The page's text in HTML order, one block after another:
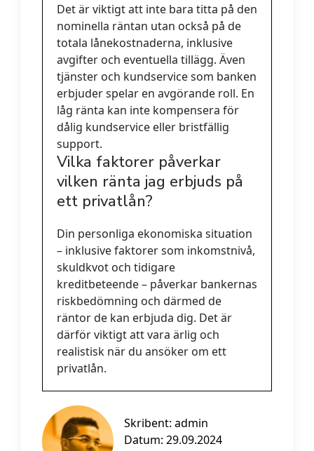
Det är viktigt att inte bara titta på den
nominella räntan utan också på de
totala lånekostnaderna, inklusive
avgifter och eventuella tillägg. Även
tjänster och kundservice som banken
erbjuder spelar en avgörande roll. En
låg ränta kan inte kompensera för
dålig kundservice eller bristfällig
support.
Vilka faktorer påverkar
vilken ränta jag erbjuds på
ett privatlån?
Din personliga ekonomiska situation
– inklusive faktorer som inkomstnivå,
skuldkvot och tidigare
kreditbeteende – påverkar bankernas
riskbedömning och därmed de
räntor de kan erbjuda dig. Det är
därför viktigt att vara ärlig och
realistisk när du ansöker om ett
privatlån.
Skribent: admin
Datum: 29.09.2024